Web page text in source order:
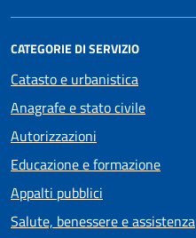
CATEGORIE DI SERVIZIO
Catasto e urbanistica
Anagrafe e stato civile
Autorizzazioni
Educazione e formazione
Appalti pubblici
Salute, benessere e assistenza